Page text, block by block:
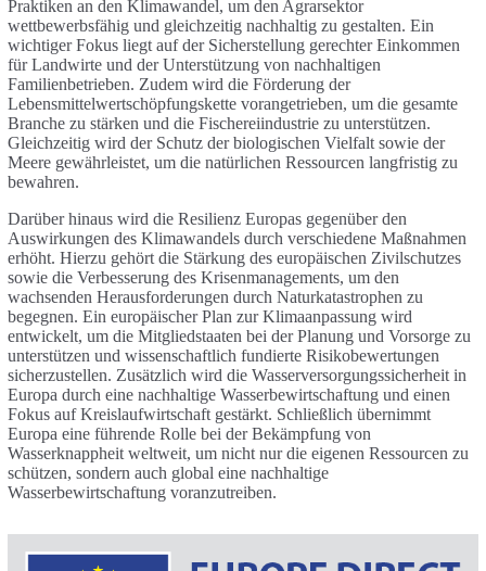
Praktiken an den Klimawandel, um den Agrarsektor
wettbewerbsfähig und gleichzeitig nachhaltig zu gestalten. Ein
wichtiger Fokus liegt auf der Sicherstellung gerechter Einkommen
für Landwirte und der Unterstützung von nachhaltigen
Familienbetrieben. Zudem wird die Förderung der
Lebensmittelwertschöpfungskette vorangetrieben, um die gesamte
Branche zu stärken und die Fischereiindustrie zu unterstützen.
Gleichzeitig wird der Schutz der biologischen Vielfalt sowie der
Meere gewährleistet, um die natürlichen Ressourcen langfristig zu
bewahren.
Darüber hinaus wird die Resilienz Europas gegenüber den
Auswirkungen des Klimawandels durch verschiedene Maßnahmen
erhöht. Hierzu gehört die Stärkung des europäischen Zivilschutzes
sowie die Verbesserung des Krisenmanagements, um den
wachsenden Herausforderungen durch Naturkatastrophen zu
begegnen. Ein europäischer Plan zur Klimaanpassung wird
entwickelt, um die Mitgliedstaaten bei der Planung und Vorsorge zu
unterstützen und wissenschaftlich fundierte Risikobewertungen
sicherzustellen. Zusätzlich wird die Wasserversorgungssicherheit in
Europa durch eine nachhaltige Wasserbewirtschaftung und einen
Fokus auf Kreislaufwirtschaft gestärkt. Schließlich übernimmt
Europa eine führende Rolle bei der Bekämpfung von
Wasserknappheit weltweit, um nicht nur die eigenen Ressourcen zu
schützen, sondern auch global eine nachhaltige
Wasserbewirtschaftung voranzutreiben.